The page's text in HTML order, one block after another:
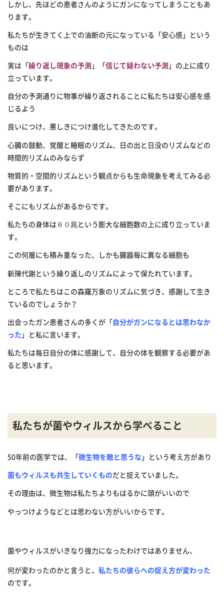
しかし、先ほどの患者さんのようにガンになってしまうこともあ
ります。
私たちが生きてく上での油断の元になっている「安心感」という
ものは
実は「繰り返し現象の予測 」「信じて疑わない予測 」の上に成り
立っています。
自分の予測通りに物事が繰り返されることに私たちは安心感を感
じるよう
良いにつけ、悪しきにつけ進化してきたのです。
心臓の鼓動、覚醒と睡眠のリズム、日の出と日没のリズムなどの
時間的リズムのみならず
物質的・空間的リズムという観点からも生命現象を考えてみる必
要があります。
そこにもリズムがあるからです。
私たちの身体は６０兆という膨大な細胞数の上に成り立っていま
す。
この何層にも積み重なった、しかも臓器毎に異なる細胞も
新陳代謝という繰り返しのリズムによって保たれています。
ところで私たちはこの森羅万象のリズムに気づき、感謝して生き
ているのでしょうか？
出会ったガン患者さんの多くが「自分がガンになるとは思わなか
った 」と私に言います。
私たちは毎日自分の体に感謝して、自分の体を観察する必要があ
ると思います。
私たちが菌やウィルスから学べること
50年前の医学では、「微生物を敵と思うな 」という考え方があり
菌もウィルスも共生していくものだと捉えていました。
その理由は、微生物は私たちよりもはるかに頭がいいので
やっつけようなどとは思わない方がいいからです。
菌やウィルスがいきなり強力になったわけではありません、
何が変わったのかと言うと、 私たちの彼らへの捉え方が変わった
のです。